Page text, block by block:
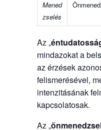
Mened
zselés
Az „
mindazokat a
az érzések
felismerésével,
intenzitásának
kapcsolatosak.
Az „